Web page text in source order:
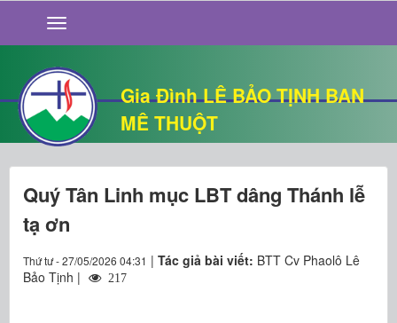
Gia Đình LÊ BẢO TỊNH BAN
MÊ THUỘT
GIỚI THIỆU
TIN TỨC
SỐNG ĐẠO
CHUYỆN NHÀ
QUÁN VĂN
THƯ GIÃN
Quý Tân Linh mục LBT dâng Thánh lễ
tạ ơn
Thứ tư - 27/05/2026 04:31 | Tác giả bài viết: BTT Cv Phaolô Lê
Bảo Tịnh |
217